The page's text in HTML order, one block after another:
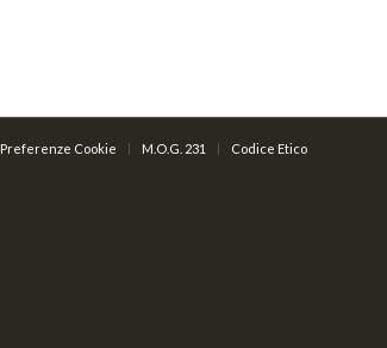
Preferenze Cookie M.O.G. 231 Codice Etico